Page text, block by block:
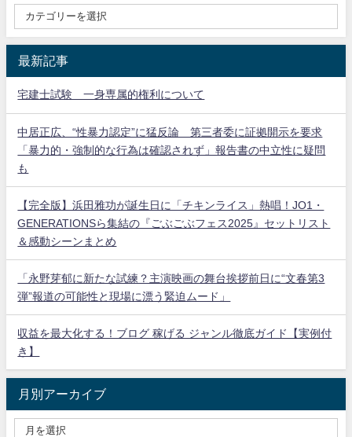
最新記事
宅建士試験 一身専属的権利について
中居正広、“性暴力認定”に猛反論 第三者委に証拠開示を要求
「暴力的・強制的な行為は確認されず」報告書の中立性に疑問
も
【完全版】浜田雅功が誕生日に「チキンライス」熱唱！JO1・
GENERATIONSら集結の『ごぶごぶフェス2025』セットリスト
＆感動シーンまとめ
「永野芽郁に新たな試練？主演映画の舞台挨拶前日に“文春第3
弾”報道の可能性と現場に漂う緊迫ムード」
収益を最大化する！ブログ 稼げる ジャンル徹底ガイド【実例付
き】
月別アーカイブ